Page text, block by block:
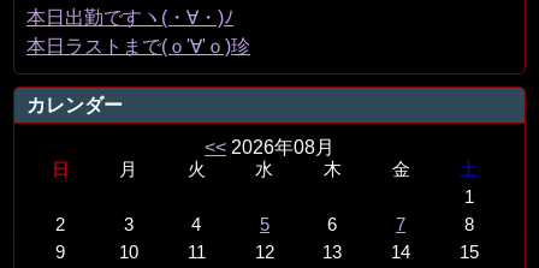
本日出勤ですヽ(・∀・)ﾉ
本日ラストまで(ｏ'∀'ｏ)珍
カレンダー
<< 2026年08月
日 月 火 水 木 金
土
1
2
3 4 5 6 7
8
9
10 11 12 13 14
15